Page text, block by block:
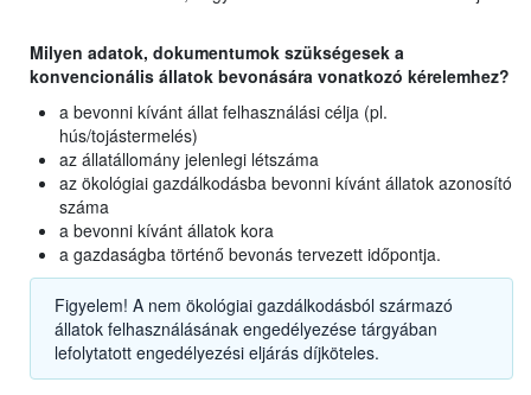
Milyen adatok, dokumentumok szükségesek a
konvencionális állatok bevonására vonatkozó kérelemhez?
a bevonni kívánt állat felhasználási célja (pl.
hús/tojástermelés)
az állatállomány jelenlegi létszáma
az ökológiai gazdálkodásba bevonni kívánt állatok azonosító
száma
a bevonni kívánt állatok kora
a gazdaságba történő bevonás tervezett időpontja.
Figyelem! A nem ökológiai gazdálkodásból származó
állatok felhasználásának engedélyezése tárgyában
lefolytatott engedélyezési eljárás díjköteles.